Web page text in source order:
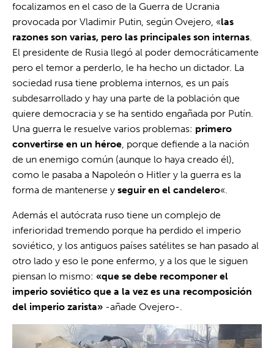
focalizamos en el caso de la Guerra de Ucrania
provocada por Vladimir Putin, según Ovejero, «las
razones son varias, pero las principales son internas.
El presidente de Rusia llegó al poder democráticamente
pero el temor a perderlo, le ha hecho un dictador. La
sociedad rusa tiene problema internos, es un país
subdesarrollado y hay una parte de la población que
quiere democracia y se ha sentido engañada por Putín.
Una guerra le resuelve varios problemas: primero
convertirse en un héroe, porque defiende a la nación
de un enemigo común (aunque lo haya creado él),
como le pasaba a Napoleón o Hitler y la guerra es la
forma de mantenerse y seguir en el candelero«.
Además el autócrata ruso tiene un complejo de
inferioridad tremendo porque ha perdido el imperio
soviético, y los antiguos países satélites se han pasado al
otro lado y eso le pone enfermo, y a los que le siguen
piensan lo mismo: «que se debe recomponer el
imperio soviético que a la vez es una recomposición
del imperio zarista» -añade Ovejero-.